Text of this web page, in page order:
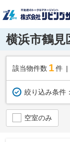
横浜市鶴見
該当物件数 1件
絞り込み条件：
空室のみ